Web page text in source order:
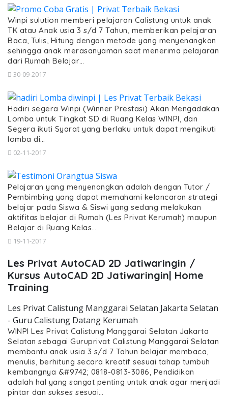
Winpi sulution memberi pelajaran Calistung untuk anak
TK atau Anak usia 3 s/d 7 Tahun, memberikan pelajaran
Baca, Tulis, Hitung dengan metode yang menyenangkan
sehingga anak merasanyaman saat menerima pelajaran
dari Rumah Belajar…
30-09-2017
Hadiri segera Winpi (Winner Prestasi) Akan Mengadakan
Lomba untuk Tingkat SD di Ruang Kelas WINPI, dan
Segera ikuti Syarat yang berlaku untuk dapat mengikuti
lomba di…
02-11-2017
Pelajaran yang menyenangkan adalah dengan Tutor /
Pembimbing yang dapat memahami kelancaran strategi
belajar pada Siswa & Siswi yang sedang melakukan
aktifitas belajar di Rumah (Les Privat Kerumah) maupun
Belajar di Ruang Kelas…
19-11-2017
Les Privat AutoCAD 2D Jatiwaringin /
Kursus AutoCAD 2D Jatiwaringin| Home
Training
Les Privat Calistung Manggarai Selatan Jakarta Selatan
- Guru Calistung Datang Kerumah
WINPI Les Privat Calistung Manggarai Selatan Jakarta
Selatan sebagai Guruprivat Calistung Manggarai Selatan
membantu anak usia 3 s/d 7 Tahun belajar membaca,
menulis, berhitung secara kreatif sesuai tahap tumbuh
kembangnya &#9742; 0818-0813-3086, Pendidikan
adalah hal yang sangat penting untuk anak agar menjadi
pintar dan sukses sesuai…